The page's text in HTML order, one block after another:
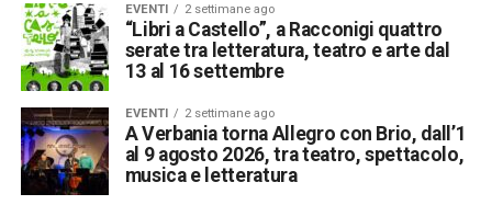
EVENTI 2 settimane ago
“Libri a Castello”, a Racconigi quattro
serate tra letteratura, teatro e arte dal
13 al 16 settembre
EVENTI 2 settimane ago
A Verbania torna Allegro con Brio, dall’1
al 9 agosto 2026, tra teatro, spettacolo,
musica e letteratura